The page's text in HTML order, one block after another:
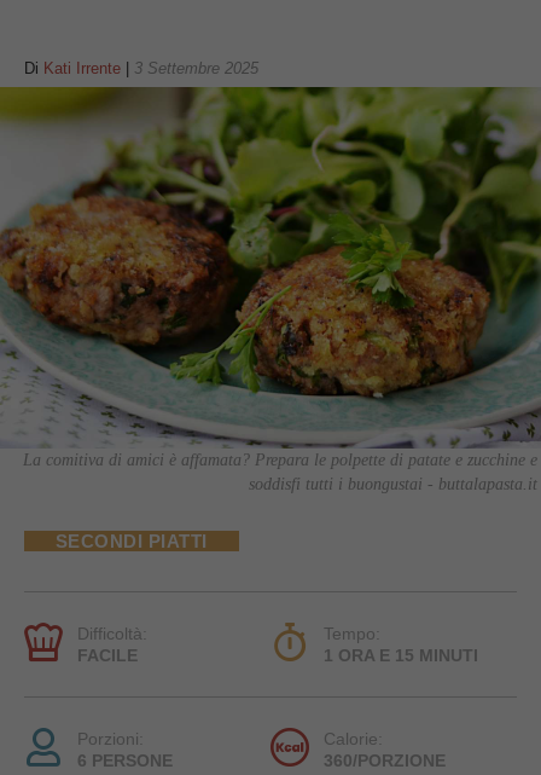
Di Kati Irrente 3 Settembre 2025
La comitiva di amici è affamata? Prepara le polpette di patate e zucchine e
soddisfi tutti i buongustai - buttalapasta.it
SECONDI PIATTI
Difficoltà:
FACILE
Tempo:
1 ORA E 15 MINUTI
Porzioni:
6 PERSONE
Calorie:
360/PORZIONE